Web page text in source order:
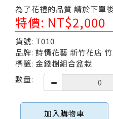
為了花禮的品質 請於下單
特價: NT$2,000
貨號: T010
品牌: 詩情花藝 新竹花店
標籤: 金錢樹組合盆栽
數量:
加入購物車